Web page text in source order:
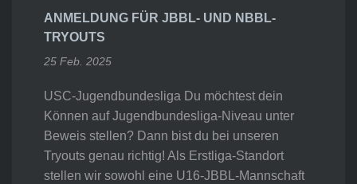
ANMELDUNG FÜR JBBL- UND NBBL-
TRYOUTS
25 Feb. 2025
USC-Jugendbundesliga Du möchtest dein
Können auf Jugendbundesliga-Niveau unter
Beweis stellen? Dann bist du bei unseren
Tryouts genau richtig! Als Erstliga-Standort
stellen wir sowohl eine U16-JBBL-Mannschaft